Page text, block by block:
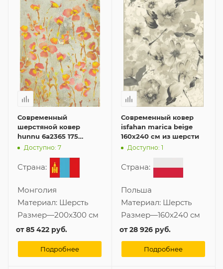
Современный
шерстяной ковер
hunnu 6a2365 175
200x300 см
Доступно: 7
Страна:
Монголия
Материал: Шерсть
Размер—200x300 см
от85 422 руб.
Подробнее
Современный ковер
isfahan marica beige
160x240 см из шерсти
Доступно: 1
Страна:
Польша
Материал: Шерсть
Размер—160x240 см
от28 926 руб.
Подробнее